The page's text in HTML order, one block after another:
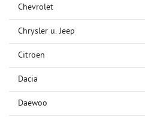
Chevrolet
Chrysler u. Jeep
Citroen
Dacia
Daewoo